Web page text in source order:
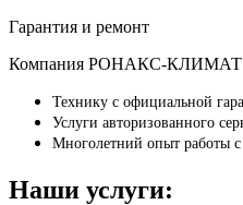
Гарантия и ремонт
Компания РОНАКС-КЛИМАТ
Технику с официальной
Услуги авторизованного
Многолетний опыт работы
Наши услуги: